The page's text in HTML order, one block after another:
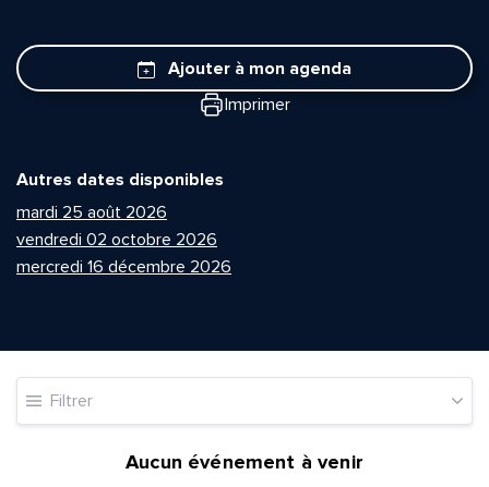
Ajouter à mon agenda
Imprimer
Autres dates disponibles
mardi 25 août 2026
vendredi 02 octobre 2026
mercredi 16 décembre 2026
Filtrer
Aucun événement à venir